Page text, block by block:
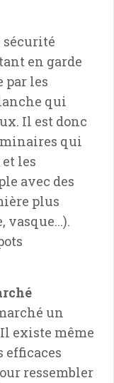
sécurité
en garde
par les
qui
Il est donc
qui
les
avec des
plus
vasque...).
un
existe même
efficaces
ressembler